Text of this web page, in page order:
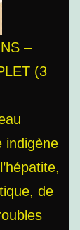
–
(3
indigène
de